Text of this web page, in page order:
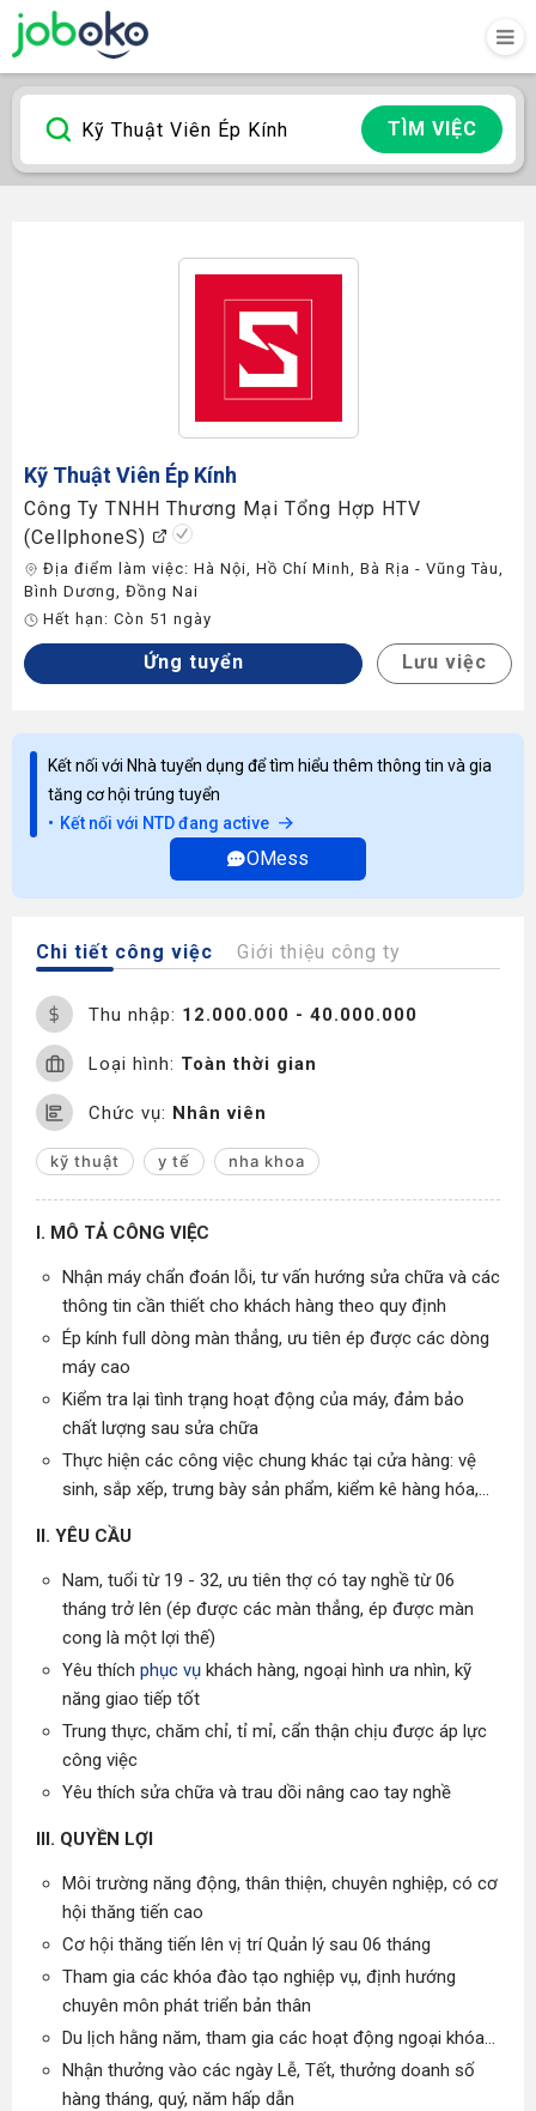
TÌM VIỆC
Kỹ Thuật Viên Ép Kính
Công Ty TNHH Thương Mại Tổng Hợp HTV
(CellphoneS)
Địa điểm làm việc: Hà Nội, Hồ Chí Minh, Bà Rịa - Vũng Tàu,
Bình Dương, Đồng Nai
Hết hạn: Còn 51 ngày
Ứng tuyển Lưu việc
Kết nối với Nhà tuyển dụng để tìm hiểu thêm thông tin và gia
tăng cơ hội trúng tuyển
Kết nối với NTD đang active
OMess
Chi tiết công việc Giới thiệu công ty
Thu nhập: 12.000.000 - 40.000.000
Loại hình: Toàn thời gian
Chức vụ: Nhân viên
kỹ thuật y tế nha khoa
I. MÔ TẢ CÔNG VIỆC
Nhận máy chẩn đoán lỗi, tư vấn hướng sửa chữa và các
thông tin cần thiết cho khách hàng theo quy định
Ép kính full dòng màn thẳng, ưu tiên ép được các dòng
máy cao
Kiểm tra lại tình trạng hoạt động của máy, đảm bảo
chất lượng sau sửa chữa
Thực hiện các công việc chung khác tại cửa hàng: vệ
sinh, sắp xếp, trưng bày sản phẩm, kiểm kê hàng hóa,...
II. YÊU CẦU
Nam, tuổi từ 19 - 32, ưu tiên thợ có tay nghề từ 06
tháng trở lên (ép được các màn thẳng, ép được màn
cong là một lợi thế)
Yêu thích phục vụ khách hàng, ngoại hình ưa nhìn, kỹ
năng giao tiếp tốt
Trung thực, chăm chỉ, tỉ mỉ, cẩn thận chịu được áp lực
công việc
Yêu thích sửa chữa và trau dồi nâng cao tay nghề
III. QUYỀN LỢI
Môi trường năng động, thân thiện, chuyên nghiệp, có cơ
hội thăng tiến cao
Cơ hội thăng tiến lên vị trí Quản lý sau 06 tháng
Tham gia các khóa đào tạo nghiệp vụ, định hướng
chuyên môn phát triển bản thân
Du lịch hằng năm, tham gia các hoạt động ngoại khóa...
Nhận thưởng vào các ngày Lễ, Tết, thưởng doanh số
hàng tháng, quý, năm hấp dẫn